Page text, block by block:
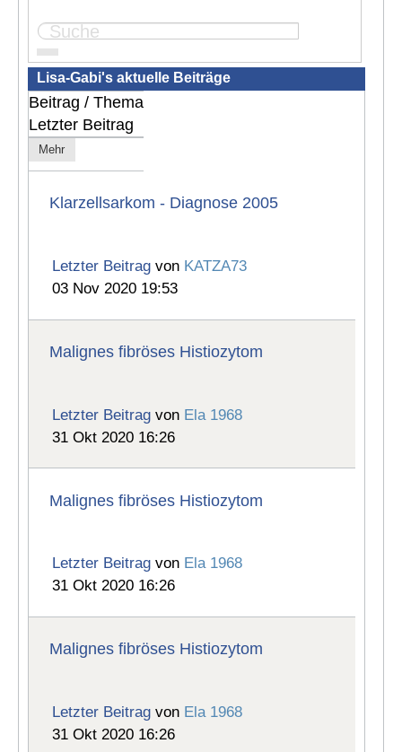
Seite:
Lisa-Gabi's aktuelle Beiträge
Beitrag / Thema
Letzter Beitrag
Mehr
Klarzellsarkom - Diagnose 2005
Letzter Beitrag von KATZA73
03 Nov 2020 19:53
Malignes fibröses Histiozytom
Letzter Beitrag von Ela 1968
31 Okt 2020 16:26
Malignes fibröses Histiozytom
Letzter Beitrag von Ela 1968
31 Okt 2020 16:26
Malignes fibröses Histiozytom
Letzter Beitrag von Ela 1968
31 Okt 2020 16:26